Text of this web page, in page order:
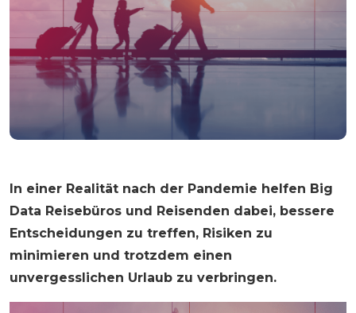
In einer Realität nach der Pandemie helfen Big
Data Reisebüros und Reisenden dabei, bessere
Entscheidungen zu treffen, Risiken zu
minimieren und trotzdem einen
unvergesslichen Urlaub zu verbringen.